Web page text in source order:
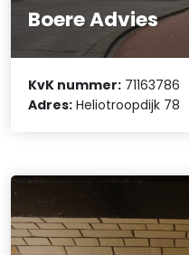
Boere Advies
KvK nummer: 71163786
Adres: Heliotroopdijk 78